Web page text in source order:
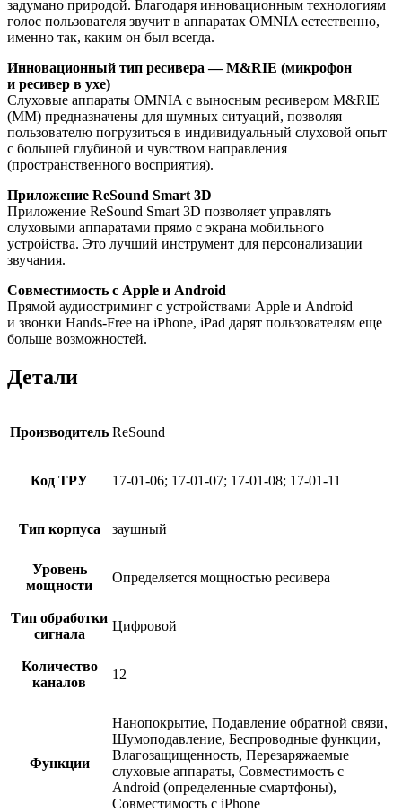
задумано природой. Благодаря инновационным технологиям
голос пользователя звучит в аппаратах OMNIA естественно,
именно так, каким он был всегда.
Инновационный тип ресивера — M&RIE (микрофон
и ресивер в ухе)
Слуховые аппараты OMNIA с выносным ресивером M&RIE
(ММ) предназначены для шумных ситуаций, позволяя
пользователю погрузиться в индивидуальный слуховой опыт
с большей глубиной и чувством направления
(пространственного восприятия).
Приложение ReSound Smart 3D
Приложение ReSound Smart 3D позволяет управлять
слуховыми аппаратами прямо с экрана мобильного
устройства. Это лучший инструмент для персонализации
звучания.
Совместимость с Apple и Android
Прямой аудиостриминг с устройствами Apple и Android
и звонки Hands-Free на iPhone, iPad дарят пользователям еще
больше возможностей.
Детали
Производитель ReSound
Код ТРУ 17-01-06; 17-01-07; 17-01-08; 17-01-11
Тип корпуса заушный
Уровень
мощности
Определяется мощностью ресивера
Тип обработки
сигнала
Цифровой
Количество
каналов
12
Функции
Нанопокрытие, Подавление обратной связи,
Шумоподавление, Беспроводные функции,
Влагозащищенность, Перезаряжаемые
слуховые аппараты, Совместимость с
Android (определенные смартфоны),
Совместимость с iPhone